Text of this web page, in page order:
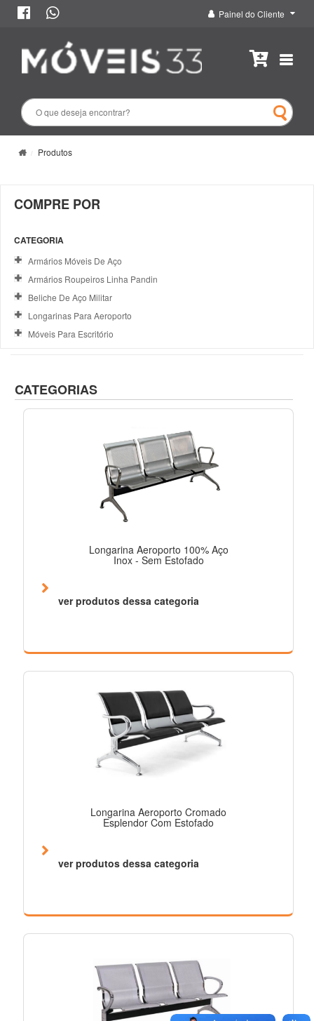
Painel do Cliente
Produtos
COMPRE POR
CATEGORIA
Armários Móveis De Aço
Armários Roupeiros Linha Pandin
Beliche De Aço Militar
Longarinas Para Aeroporto
Móveis Para Escritório
CATEGORIAS
Longarina Aeroporto 100% Aço
Inox - Sem Estofado
ver produtos dessa categoria
Longarina Aeroporto Cromado
Esplendor Com Estofado
ver produtos dessa categoria